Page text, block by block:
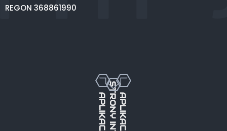
REGON 368861990